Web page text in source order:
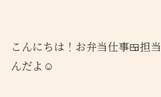
こんにちは！お弁当仕事🍱担
んだよ☺️